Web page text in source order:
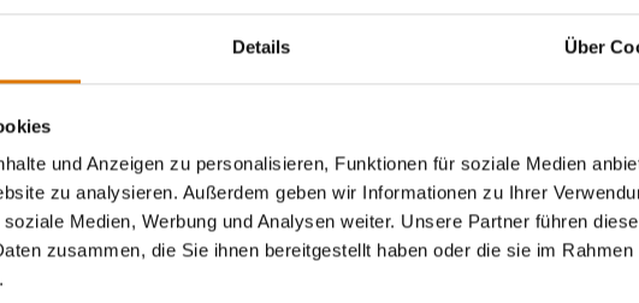
Details Über
und Anzeigen zu personalisieren, Funktionen für soziale Medien
zu analysieren. Außerdem geben wir Informationen zu Ihrer
Medien, Werbung und Analysen weiter. Unsere Partner führen
zusammen, die Sie ihnen bereitgestellt haben oder die sie im
an: 10% Rabatt nur für